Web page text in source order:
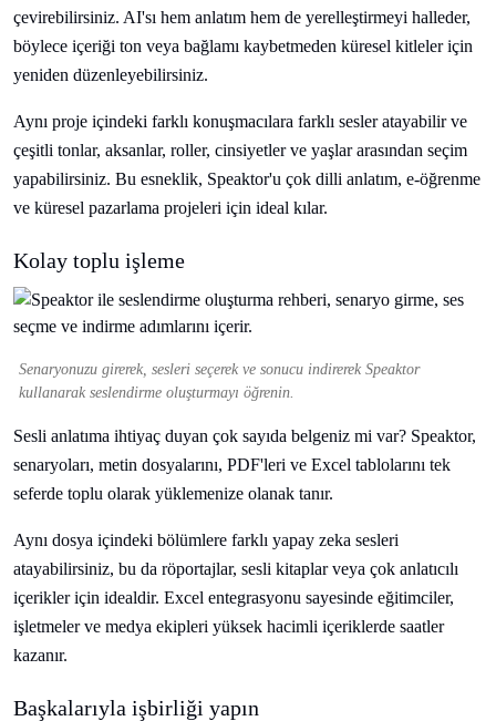
çevirebilirsiniz. AI'sı hem anlatım hem de yerelleştirmeyi halleder,
böylece içeriği ton veya bağlamı kaybetmeden küresel kitleler için
yeniden düzenleyebilirsiniz.
Aynı proje içindeki farklı konuşmacılara farklı sesler atayabilir ve
çeşitli tonlar, aksanlar, roller, cinsiyetler ve yaşlar arasından seçim
yapabilirsiniz. Bu esneklik, Speaktor'u çok dilli anlatım, e-öğrenme
ve küresel pazarlama projeleri için ideal kılar.
Kolay toplu işleme
Senaryonuzu girerek, sesleri seçerek ve sonucu indirerek Speaktor
kullanarak seslendirme oluşturmayı öğrenin.
Sesli anlatıma ihtiyaç duyan çok sayıda belgeniz mi var? Speaktor,
senaryoları, metin dosyalarını, PDF'leri ve Excel tablolarını tek
seferde toplu olarak yüklemenize olanak tanır.
Aynı dosya içindeki bölümlere farklı yapay zeka sesleri
atayabilirsiniz, bu da röportajlar, sesli kitaplar veya çok anlatıcılı
içerikler için idealdir. Excel entegrasyonu sayesinde eğitimciler,
işletmeler ve medya ekipleri yüksek hacimli içeriklerde saatler
kazanır.
Başkalarıyla işbirliği yapın